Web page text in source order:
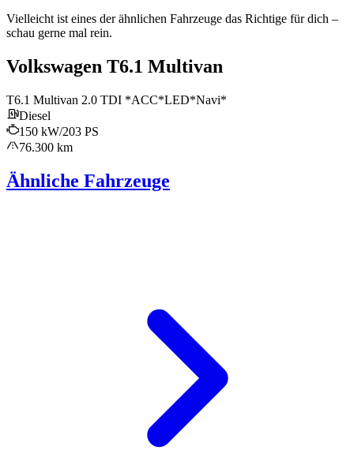
Vielleicht ist eines der ähnlichen Fahrzeuge das Richtige für dich –
schau gerne mal rein.
Volkswagen T6.1 Multivan
T6.1 Multivan 2.0 TDI *ACC*LED*Navi*
Diesel
150 kW/203 PS
76.300 km
Ähnliche Fahrzeuge